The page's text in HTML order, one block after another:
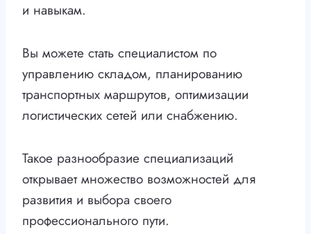
и навыкам.
Вы можете стать специалистом по
управлению складом, планированию
транспортных маршрутов, оптимизации
логистических сетей или снабжению.
Такое разнообразие специализаций
открывает множество возможностей для
развития и выбора своего
профессионального пути.